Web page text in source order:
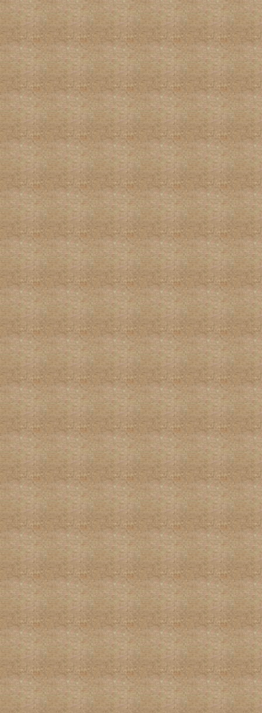
百米长卷作品-加拿大书法家协会会长
何镜贤
国际龙书画大展作品-美国翟文章
国际龙书画大展作品-新加坡丘程光
国际龙书画大展作品-韩国叶欣